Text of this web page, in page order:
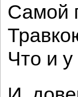
Самой
Что и